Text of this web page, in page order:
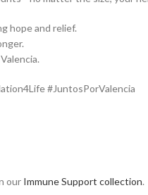
hope and relief.
#JuntosPorValencia
our Immune Support collection.